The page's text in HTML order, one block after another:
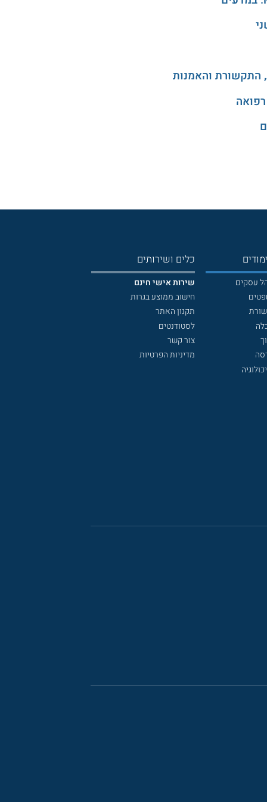
התקשורת והאמנות
עסקים
כלים ושירותים
שירות אישי חינם
חישוב ממוצע בגרות
תקנון האתר
לסטודנטים
צור קשר
מדיניות הפרטיות